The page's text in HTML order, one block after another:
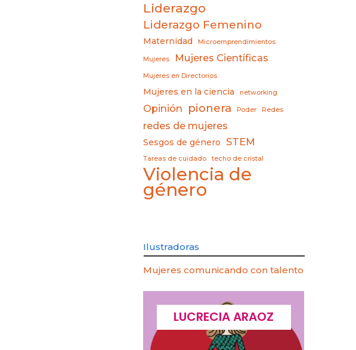
Liderazgo
Liderazgo Femenino
Maternidad Microemprendimientos
Mujeres Mujeres Científicas
Mujeres en Directorios
Mujeres en la ciencia networking
Opinión pionera Poder Redes
redes de mujeres
Sesgos de género STEM
Tareas de cuidado techo de cristal
Violencia de
género
Ilustradoras
Mujeres comunicando con talento
LUCRECIA ARAOZ